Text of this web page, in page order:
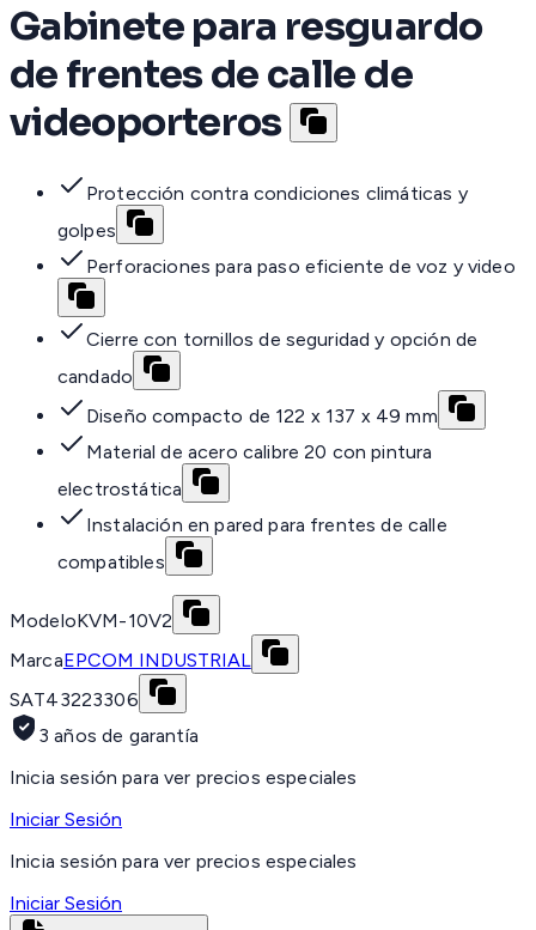
Gabinete para resguardo
de frentes de calle de
videoporteros
Protección contra condiciones climáticas y
golpes
Perforaciones para paso eficiente de voz y video
Cierre con tornillos de seguridad y opción de
candado
Diseño compacto de 122 x 137 x 49 mm
Material de acero calibre 20 con pintura
electrostática
Instalación en pared para frentes de calle
compatibles
ModeloKVM-10V2
MarcaEPCOM INDUSTRIAL
SAT43223306
3 años de garantía
Inicia sesión para ver precios especiales
Iniciar Sesión
Inicia sesión para ver precios especiales
Iniciar Sesión